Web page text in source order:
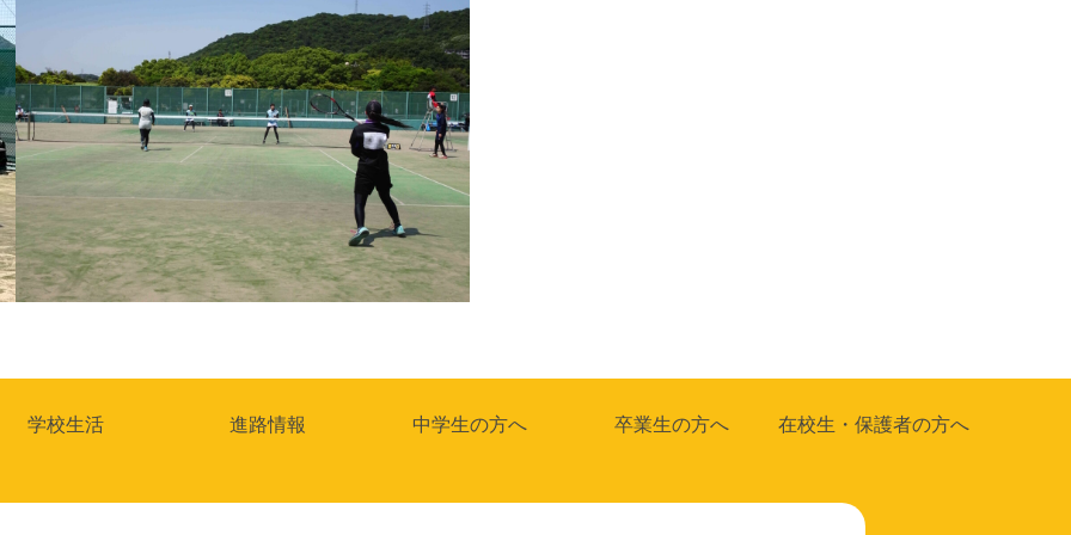
学校生活 進路情報 中学生の方へ 卒業生の方へ 在校生・保護者の方へ